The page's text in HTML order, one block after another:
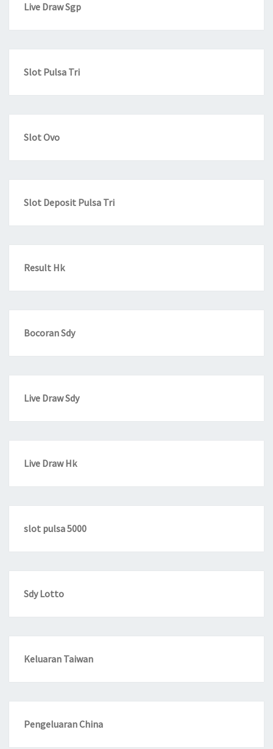
Live Draw Sgp
Slot Pulsa Tri
Slot Ovo
Slot Deposit Pulsa Tri
Result Hk
Bocoran Sdy
Live Draw Sdy
Live Draw Hk
slot pulsa 5000
Sdy Lotto
Keluaran Taiwan
Pengeluaran China